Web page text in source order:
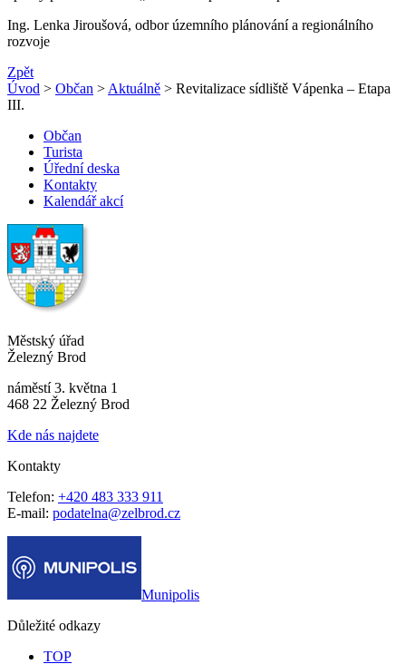
Ing. Lenka Jiroušová, odbor územního plánování a regionálního
rozvoje
Zpět
Úvod > Občan > Aktuálně > Revitalizace sídliště Vápenka – Etapa
III.
Občan
Turista
Úřední deska
Kontakty
Kalendář akcí
Městský úřad
Železný Brod
náměstí 3. května 1
468 22 Železný Brod
Kde nás najdete
Kontakty
Telefon: +420 483 333 911
E-mail: podatelna@zelbrod.cz
Munipolis
Důležité odkazy
TOP